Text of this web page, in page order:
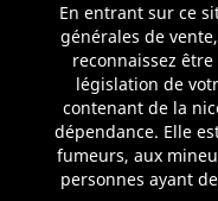
-HW-N: 0.2 ohm ((50 à
Produit vendu à l'unité
Puissances
En entrant sur ce
générales de
reconnaissez
législation de
contenant de la
dépendance. Elle
fumeurs, aux
personnes ayant